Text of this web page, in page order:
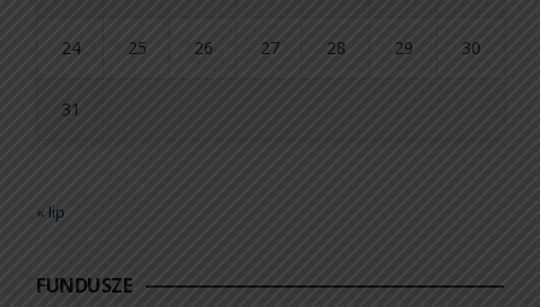
24 25 26 27 28 29 30
31
« lip
FUNDUSZE